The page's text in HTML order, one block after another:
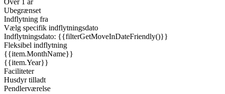
Over 1 år
Ubegrænset
Indflytning fra
Vælg specifik indflytningsdato
Indflytningsdato: {{filterGetMoveInDateFriendly()}}
Fleksibel indflytning
{{item.MonthName}}
{{item.Year}}
Faciliteter
Husdyr tilladt
Pendlerværelse